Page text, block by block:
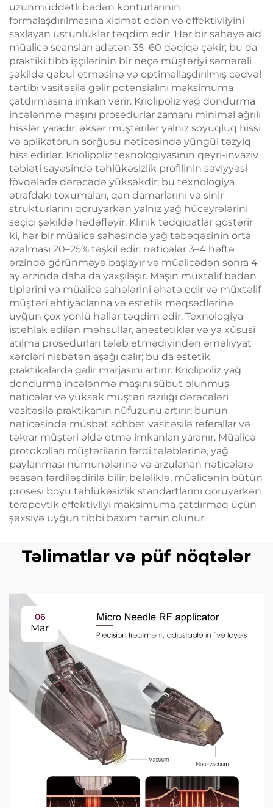
uzunmüddətli bədən konturlarının
formalaşdırılmasına xidmət edən və effektivliyini
saxlayan üstünlüklər təqdim edir. Hər bir sahəyə aid
müalicə seansları adətən 35–60 dəqiqə çəkir; bu da
praktiki tibb işçilərinin bir neçə müştəriyi səmərəli
şəkildə qəbul etməsinə və optimallaşdırılmış cədvəl
tərtibi vasitəsilə gəlir potensialını maksimuma
çatdırmasına imkan verir. Kriolipoliz yağ dondurma
incələnmə maşını prosedurlar zamanı minimal ağrılı
hisslər yaradır; əksər müştərilər yalnız soyuqluq hissi
və aplikatorun sorğusu nəticəsində yüngül təzyiq
hiss edirlər. Kriolipoliz texnologiyasının qeyri-invaziv
təbiəti sayəsində təhlükəsizlik profilinin səviyyəsi
fövqəladə dərəcədə yüksəkdir; bu texnologiya
ətrafdakı toxumaları, qan damarlarını və sinir
strukturlarını qoruyarkən yalnız yağ hüceyrələrini
seçici şəkildə hədəfləyir. Klinik tədqiqatlar göstərir
ki, hər bir müalicə sahəsində yağ təbəqəsinin orta
azalması 20–25% təşkil edir; nəticələr 3–4 həftə
ərzində görünməyə başlayır və müalicədən sonra 4
ay ərzində daha da yaxşılaşır. Maşın müxtəlif bədən
tiplərini və müalicə sahələrini əhatə edir və müxtəlif
müştəri ehtiyaclarına və estetik məqsədlərinə
uyğun çox yönlü həllər təqdim edir. Texnologiya
istehlak edilən məhsullar, anestetiklər və ya xüsusi
atılma prosedurları tələb etmədiyindən əməliyyat
xərcləri nisbətən aşağı qalır; bu da estetik
praktikalarda gəlir marjasını artırır. Kriolipoliz yağ
dondurma incələnmə maşını sübut olunmuş
nəticələr və yüksək müştəri razılığı dərəcələri
vasitəsilə praktikanın nüfuzunu artırır; bunun
nəticəsində müsbət söhbət vasitəsilə referallar və
təkrar müştəri əldə etmə imkanları yaranır. Müalicə
protokolları müştərilərin fərdi tələblərinə, yağ
paylanması nümunələrinə və arzulanan nəticələrə
əsasən fərdiləşdirilə bilir; beləliklə, müalicənin bütün
prosesi boyu təhlükəsizlik standartlarını qoruyarkən
terapevtik effektivliyi maksimuma çatdırmaq üçün
şəxsiyə uyğun tibbi baxım təmin olunur.
Təlimatlar və püf nöqtələr
06
Mar